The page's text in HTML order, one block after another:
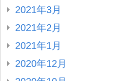
2021年3月
2021年2月
2021年1月
2020年12月